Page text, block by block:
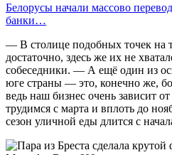
Белорусы начали массово
банки…
— В столице подобных точек на
достаточно, здесь же их не
собеседники. — А ещё один из
юге страны — это, конечно же,
ведь наш бизнес очень зависит
трудимся с марта и вплоть до
сезон уличной еды длится с